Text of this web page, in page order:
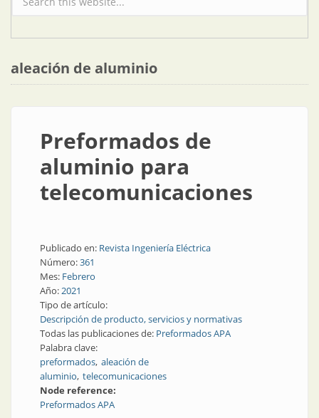
Formulario de búsqueda
aleación de aluminio
Preformados de
aluminio para
telecomunicaciones
Publicado en: Revista Ingeniería Eléctrica
Número:361
Mes: Febrero
Año:2021
Tipo de artículo:
Descripción de producto, servicios y normativas
Todas las publicaciones de: Preformados APA
Palabra clave:
preformados aleación de
aluminio telecomunicaciones
Node reference:
Preformados APA